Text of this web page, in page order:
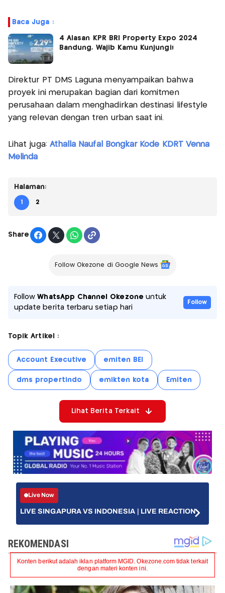
Baca Juga :
4 Alasan KPR BRI Property Expo 2024
Bandung, Wajib Kamu Kunjungi!
Direktur PT DMS Laguna menyampaikan bahwa
proyek ini merupakan bagian dari komitmen
perusahaan dalam menghadirkan destinasi lifestyle
yang relevan dengan tren urban saat ini.
Lihat juga: Athalla Naufal Bongkar Kode KDRT Venna
Melinda
Halaman:
1 2
Share
Follow Okezone di Google News
FollowWhatsApp Channel Okezone untuk
update berita terbaru setiap hari
Follow
Topik Artikel :
Account Executive emiten BEI
dms propertindo emikten kota Emiten
Lihat Berita Terkait
Live Now
LIVE SINGAPURA VS INDONESIA | LIVE REACTION